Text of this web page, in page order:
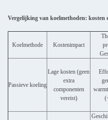
Vergelijking van koelmethoden: kosten
Koelmethode Kostenimpact
Passieve koeling
Lage kosten (geen
extra
componenten
vereist)